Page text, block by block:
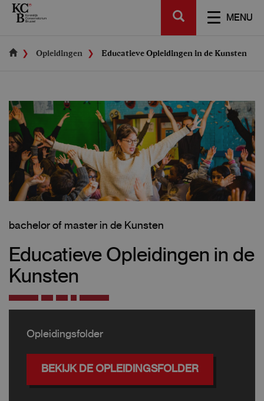
Skip
MENU
SEARCH
Opleidingen Educatieve Opleidingen in de Kunsten
bachelor of master in de Kunsten
Educatieve Opleidingen in de
Kunsten
Opleidingsfolder
BEKIJK DE OPLEIDINGSFOLDER